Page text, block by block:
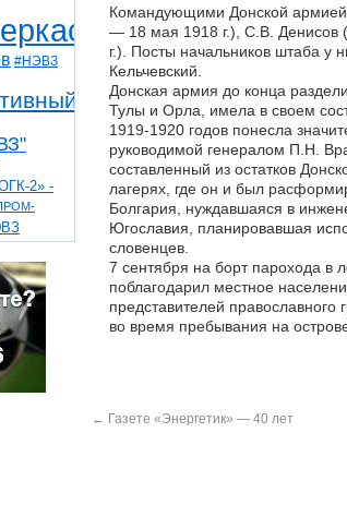
#НЭВЗ
2» -
Командующими Донской
— 18 мая 1918 г.), С.В. Денисов
г.). Посты начальников штаба у
Кельчевский.
Донская армия до конца
Тулы и Орла, имела в своем
1919-1920 годов понесла
руководимой генералом П.Н.
составленный из остатков
лагерях, где он и был
Болгария, нуждавшаяся в
Югославия, планировавшая
словенцев.
7 сентября на борт парохода в
поблагодарил местное
представителей православного
во время пребывания на
← Газете «Энергетик» — 40 лет